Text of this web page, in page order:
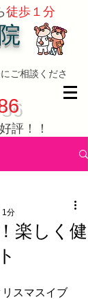
徒歩１分
ご相談くださ
評！！
楽しく健
1分
スマスイブ